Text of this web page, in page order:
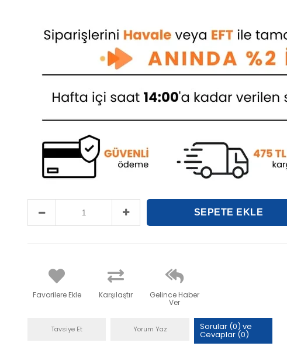
Favorilere Ekle Karşılaştır Gelince Haber
Ver
Tavsiye Et Yorum Yaz Sorular (0) ve
Cevaplar (0)